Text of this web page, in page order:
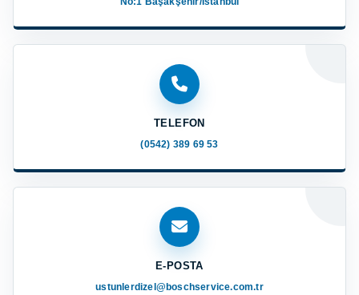
TELEFON
(0542) 389 69 53
E-POSTA
ustunlerdizel@boschservice.com.tr